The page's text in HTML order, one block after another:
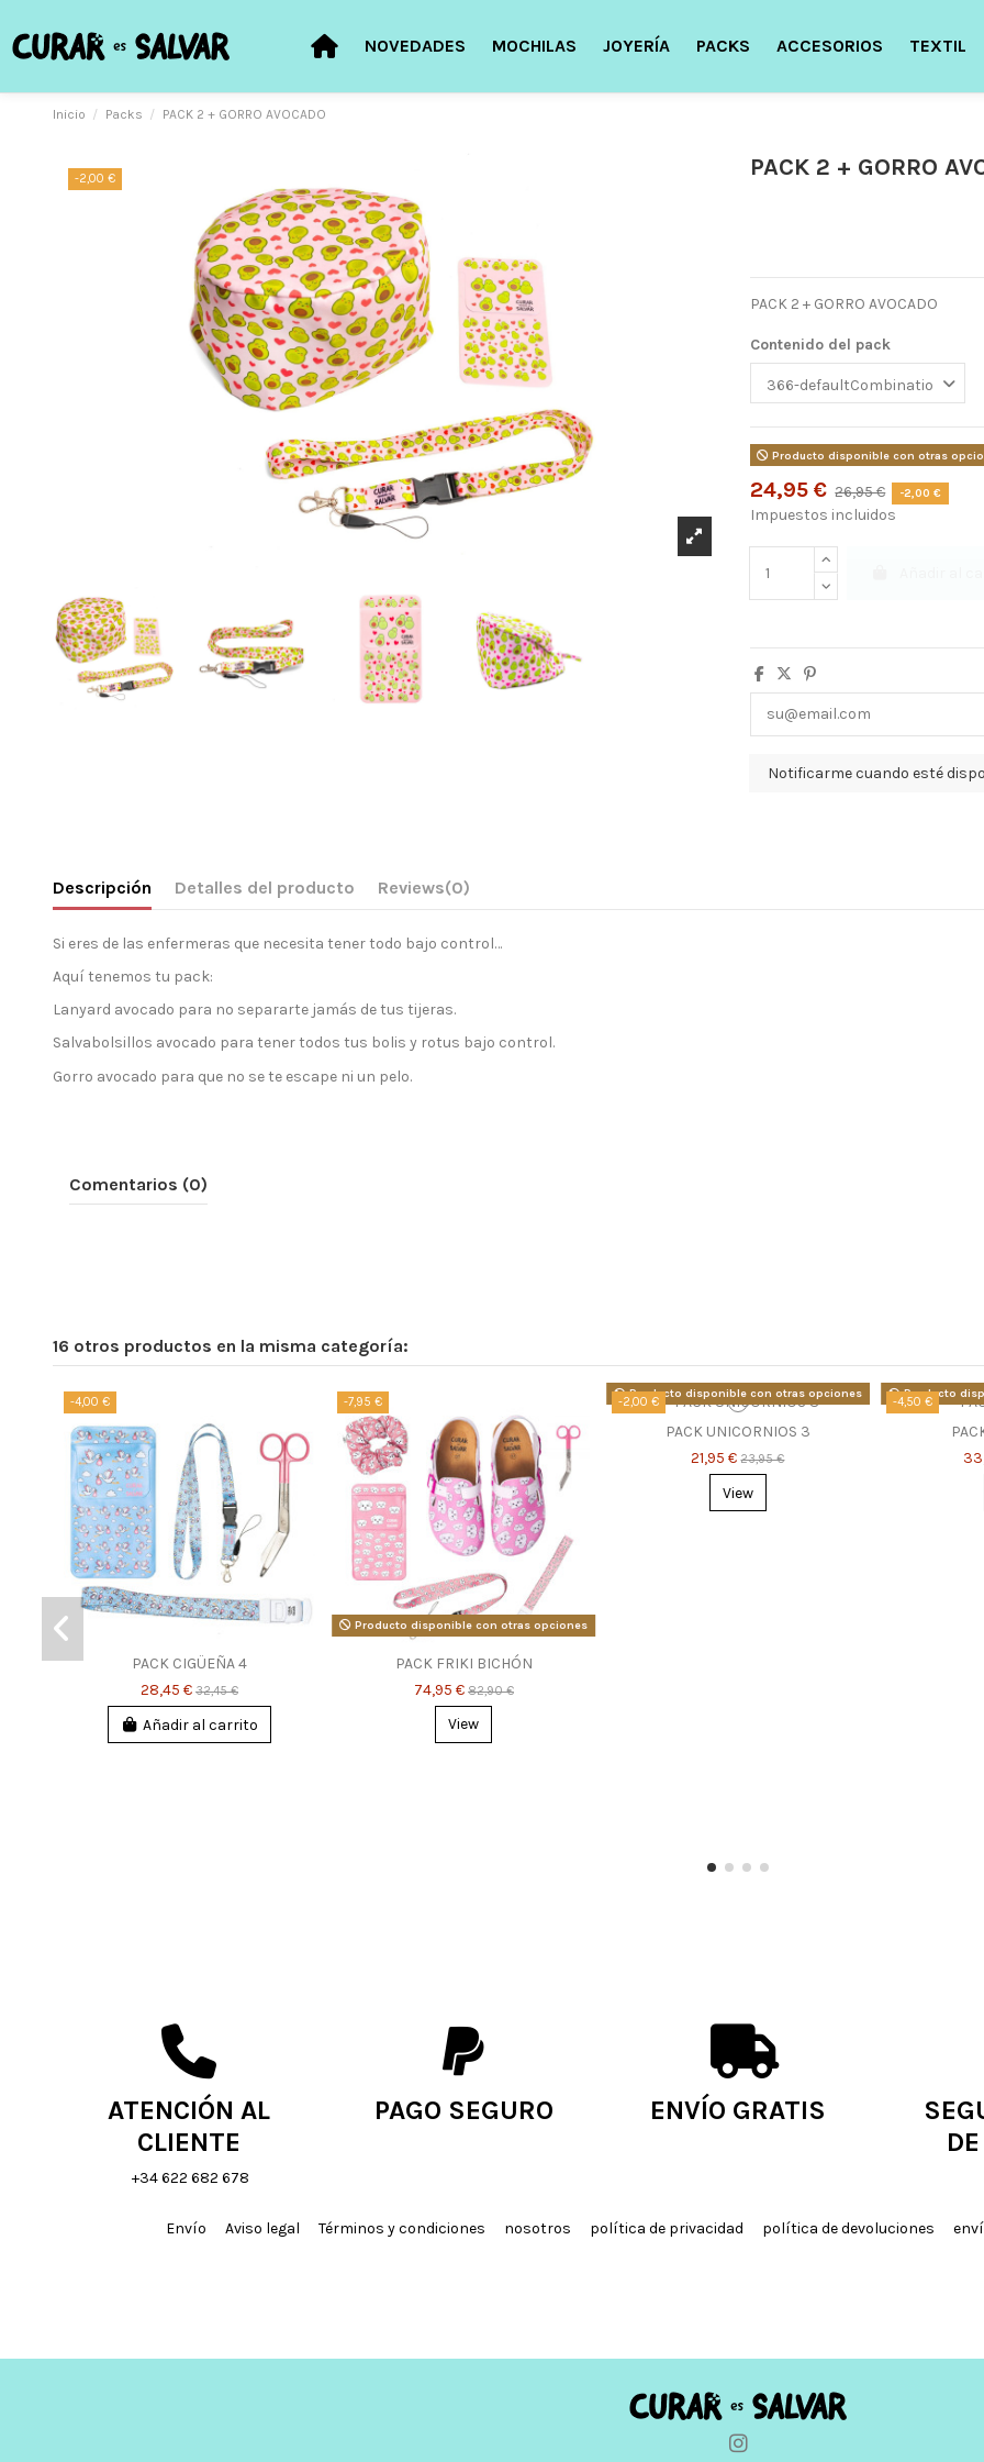
NOVEDADES MOCHILAS JOYERÍA PACKS ACCESORIOS TEXTIL
Inicio Packs PACK 2 + GORRO AVOCADO
-2,00 € PACK 2 + GORRO
PACK 2 + GORRO AVOCADO
Contenido del pack
Producto disponible con otras
24,95 € 26,95 € -2,00 €
Impuestos incluidos
Descripción Detalles del producto Reviews(0)
Si eres de las enfermeras que necesita tener todo bajo control…
Aquí tenemos tu pack:
Lanyard avocado para no separarte jamás de tus tijeras.
Salvabolsillos avocado para tener todos tus bolis y rotus bajo control.
Gorro avocado para que no se te escape ni un pelo.
Comentarios (0)
16 otros productos en la misma categoría:
-4,00 €
PACK CIGÜEÑA 4
28,45 € 32,45 €
Añadir al carrito
-7,95 €
Producto disponible con otras opciones
PACK FRIKI BICHÓN
74,95 € 82,90 €
View
-2,00 €
Producto disponible con otras opciones
PACK UNICORNIOS 3
21,95 €23,95 €
View
-4,50 €
Producto
ATENCIÓN AL
CLIENTE
+34 622 682 678
PAGO SEGURO ENVÍO GRATIS
Envío Aviso legal Términos y condiciones nosotros política de privacidad política de devoluciones